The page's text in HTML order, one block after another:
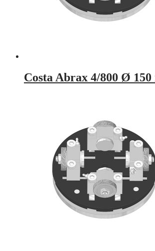
Costa Abrax 4/800 Ø 150